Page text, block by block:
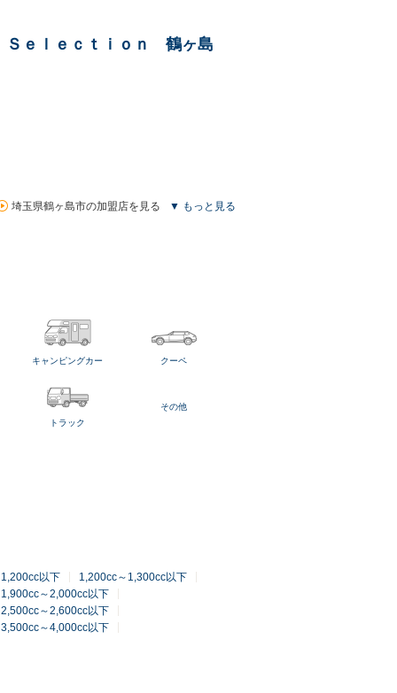
ｅｌｅｃｔｉｏｎ 鶴ヶ島
埼玉県鶴ヶ島市の加盟店を見る ▼ もっと見る
キャンピングカー クーペ
トラック
その他
以下
1,200cc～1,300cc以下
1,900cc～2,000cc以下
2,500cc～2,600cc以下
3,500cc～4,000cc以下